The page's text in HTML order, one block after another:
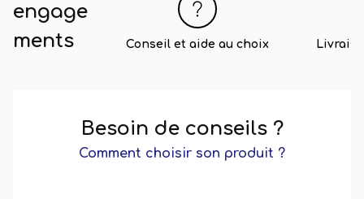
engage
ments
Conseil et aide au choix
Besoin de conseils ?
Comment choisir son produit ?